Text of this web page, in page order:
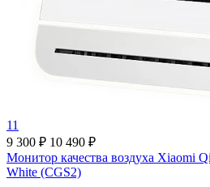
11
9 300 ₽ 10 490 ₽
Монитор качества воздуха Xiaomi
White (CGS2)